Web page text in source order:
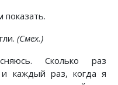
(Смех.)
Сколько раз
и каждый раз, когда я